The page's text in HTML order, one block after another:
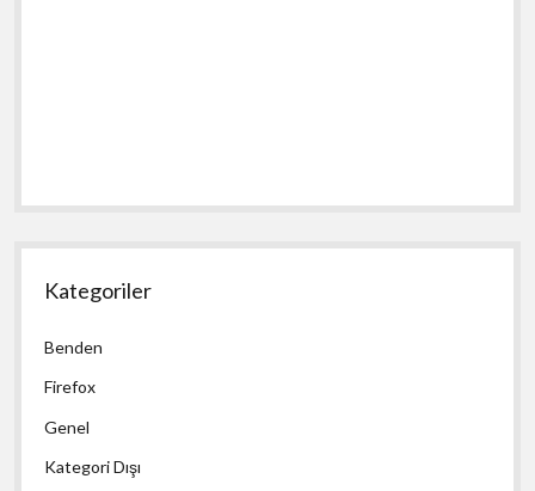
Kategoriler
Benden
Firefox
Genel
Kategori Dışı